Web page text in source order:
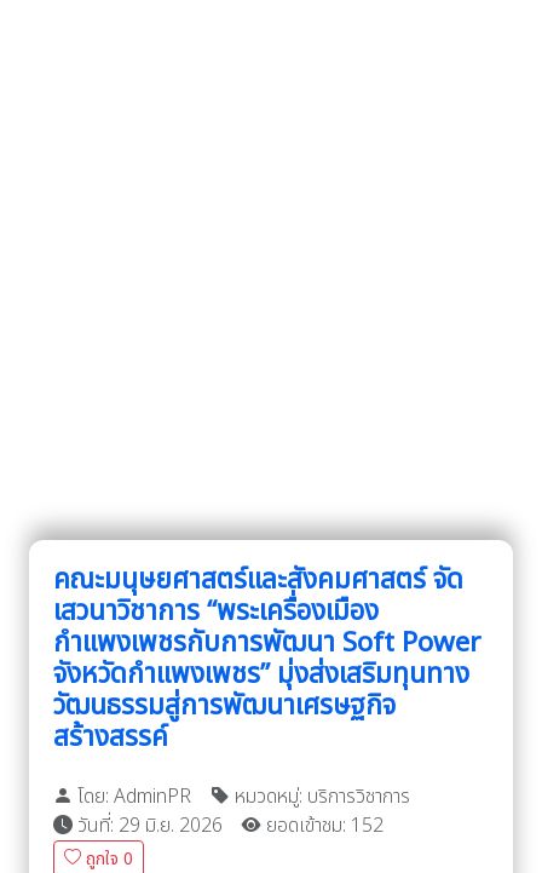
คณะมนุษยศาสตร์และสังคมศาสตร์ จัด
เสวนาวิชาการ “พระเครื่องเมือง
กำแพงเพชรกับการพัฒนา Soft Power
จังหวัดกำแพงเพชร” มุ่งส่งเสริมทุนทาง
วัฒนธรรมสู่การพัฒนาเศรษฐกิจ
สร้างสรรค์
โดย: AdminPR
หมวดหมู่: บริการวิชาการ
วันที่: 29 มิ.ย. 2026
ยอดเข้าชม: 152
ถูกใจ 0